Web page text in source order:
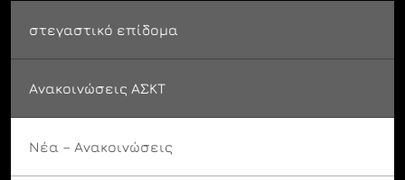
στεγαστικό επίδομα
Ανακοινώσεις ΑΣΚΤ
Νέα – Ανακοινώσεις